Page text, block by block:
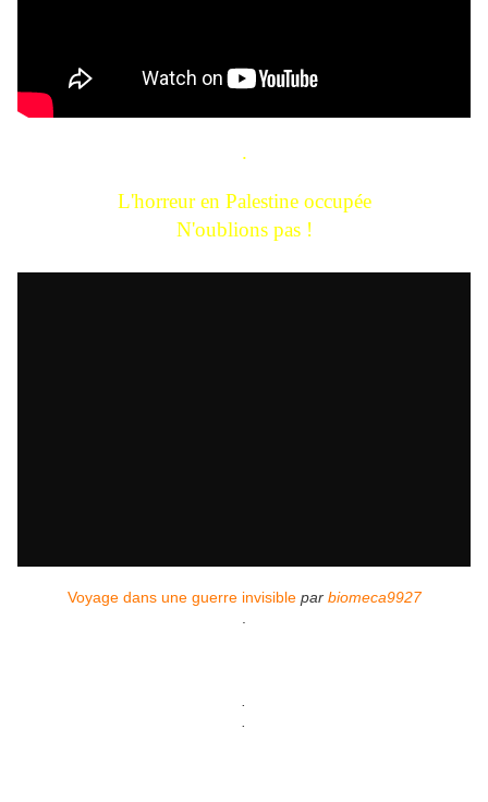
.
L'horreur en Palestine occupée
N'oublions pas !
Voyage dans une guerre invisible par biomeca9927